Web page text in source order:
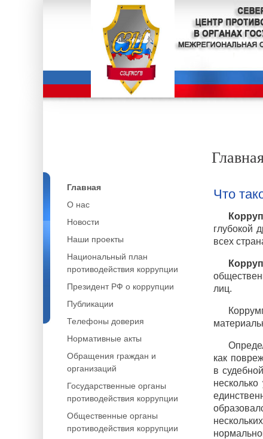
Главная
О нас
Новости
Наши проекты
Национальный план
противодействия коррупции
Президент РФ о коррупции
Публикации
Телефоны доверия
Нормативные акты
Обращения граждан и
организаций
Государственные органы
противодействия коррупции
Общественные органы
противодействия коррупции
Что
глубокой
всех
лиц.
как
в